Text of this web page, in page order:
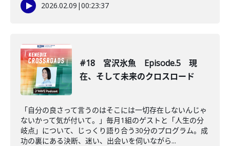
2026.02.09 |00:23:37
#18 宮沢氷魚 Episode.5 現
在、そして未来のクロスロード
「自分の良さって言うのはそこには一切存在しないんじゃ
ないかって気が付いて。」毎月1組のゲストと「人生の分
岐点」について、じっくり語り合う30分のプログラム。成
功の裏にある決断、迷い、出会いを伺いながら...